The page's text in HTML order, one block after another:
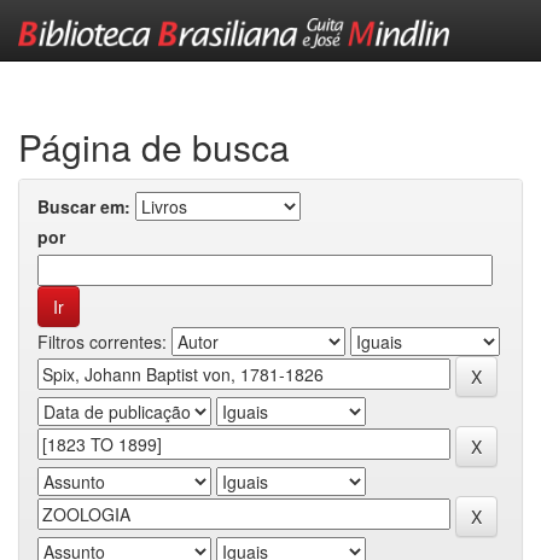
Página de busca
Buscar em:
por
Filtros correntes: